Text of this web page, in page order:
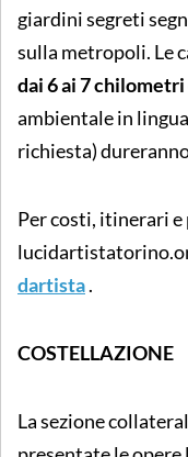
giardini segreti
sulla metropoli. Le
dai 6 ai 7 chilometri
ambientale in
richiesta)
Per costi, itinerari
dartista.
COSTELLAZIONE
La sezione